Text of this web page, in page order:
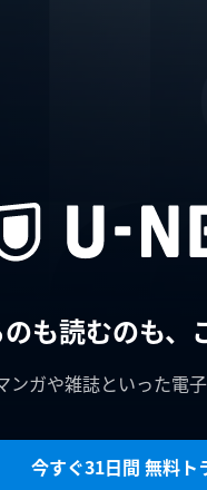
も読むのも、
ガや雑誌といった電
今すぐ31日間 無料ト